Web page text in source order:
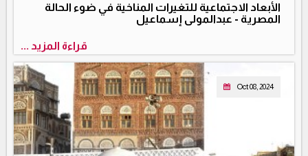
الأبعاد الاجتماعية للتغيرات المناخية في ضوء الحالة
المصرية - عبدالمولى إسماعيل
قراءة المزيد ...
Oct 08, 2024